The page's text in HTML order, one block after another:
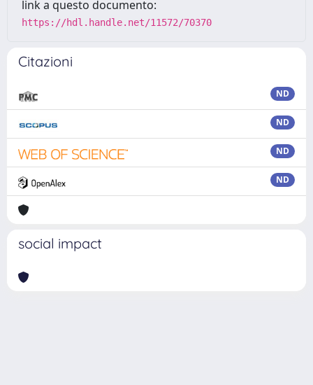
link a questo documento:
https://hdl.handle.net/11572/70370
Citazioni
ND
ND
ND
ND
social impact